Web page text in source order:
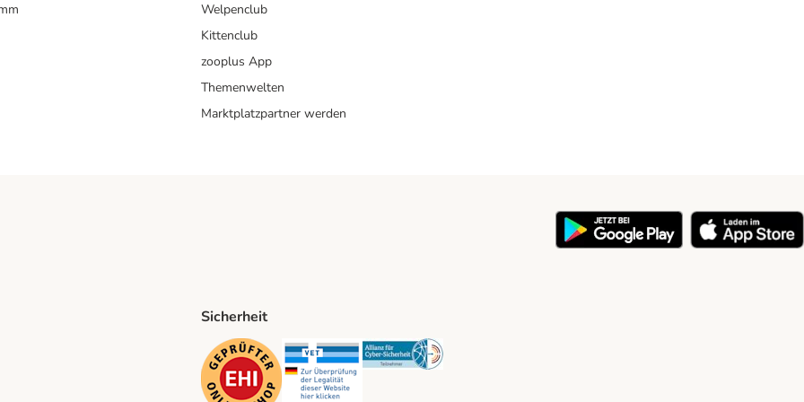
Welpenclub
Kittenclub
zooplus App
Themenwelten
Marktplatzpartner werden
Method
Sicherheit
Security Security Security